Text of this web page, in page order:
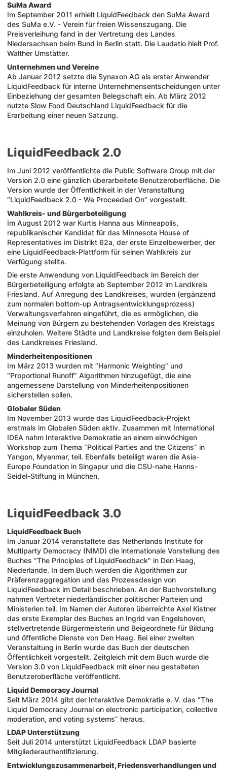
SuMa Award
Im September 2011 erhielt LiquidFeedback den SuMa Award
des SuMa e.V. - Verein für freien Wissenszugang. Die
Preisverleihung fand in der Vertretung des Landes
Niedersachsen beim Bund in Berlin statt. Die Laudatio hielt Prof.
Walther Umstätter.
Unternehmen und Vereine
Ab Januar 2012 setzte die Synaxon AG als erster Anwender
LiquidFeedback für interne Unternehmensentscheidungen unter
Einbeziehung der gesamten Belegschaft ein. Ab März 2012
nutzte Slow Food Deutschland LiquidFeedback für die
Erarbeitung einer neuen Satzung.
LiquidFeedback 2.0
Im Juni 2012 veröffentlichte die Public Software Group mit der
Version 2.0 eine gänzlich überarbeitete Benutzeroberfläche. Die
Version wurde der Öffentlichkeit in der Veranstaltung
“LiquidFeedback 2.0 - We Proceeded On” vorgestellt.
Wahlkreis- und Bürgerbeteiligung
Im August 2012 war Kurtis Hanna aus Minneapolis,
republikanischer Kandidat für das Minnesota House of
Representatives im Distrikt 62a, der erste Einzelbewerber, der
eine LiquidFeedback-Plattform für seinen Wahlkreis zur
Verfügung stellte.
Die erste Anwendung von LiquidFeedback im Bereich der
Bürgerbeteiligung erfolgte ab September 2012 im Landkreis
Friesland. Auf Anregung des Landkreises, wurden (ergänzend
zum normalen bottom-up Antragsentwicklungsprozess)
Verwaltungsverfahren eingeführt, die es ermöglichen, die
Meinung von Bürgern zu bestehenden Vorlagen des Kreistags
einzuholen. Weitere Städte und Landkreise folgten dem Beispiel
des Landkreises Friesland.
Minderheitenpositionen
Im März 2013 wurden mit “Harmonic Weighting” und
“Proportional Runoff” Algorithmen hinzugefügt, die eine
angemessene Darstellung von Minderheitenpositionen
sicherstellen sollen.
Globaler Süden
Im November 2013 wurde das LiquidFeedback-Projekt
erstmals im Globalen Süden aktiv. Zusammen mit International
IDEA nahm Interaktive Demokratie an einem einwöchigen
Workshop zum Thema “Political Parties and the Citizens” in
Yangon, Myanmar, teil. Ebenfalls beteiligt waren die Asia-
Europe Foundation in Singapur und die CSU-nahe Hanns-
Seidel-Stiftung in München.
LiquidFeedback 3.0
LiquidFeedback Buch
Im Januar 2014 veranstaltete das Netherlands Institute for
Multiparty Democracy (NIMD) die internationale Vorstellung des
Buches "The Principles of LiquidFeedback" in Den Haag,
Niederlande. In dem Buch werden die Algorithmen zur
Präferenzaggregation und das Prozessdesign von
LiquidFeedback im Detail beschrieben. An der Buchvorstellung
nahmen Vertreter niederländischer politischer Parteien und
Ministerien teil. Im Namen der Autoren überreichte Axel Kistner
das erste Exemplar des Buches an Ingrid van Engelshoven,
stellvertretende Bürgermeisterin und Beigeordnete für Bildung
und öffentliche Dienste von Den Haag. Bei einer zweiten
Veranstaltung in Berlin wurde das Buch der deutschen
Öffentlichkeit vorgestellt. Zeitgleich mit dem Buch wurde die
Version 3.0 von LiquidFeedback mit einer neu gestalteten
Benutzeroberfläche veröffentlicht.
Liquid Democracy Journal
Seit März 2014 gibt der Interaktive Demokratie e. V. das “The
Liquid Democracy Journal on electronic participation, collective
moderation, and voting systems” heraus.
LDAP Unterstützung
Seit Juli 2014 unterstützt LiquidFeedback LDAP basierte
Mitgliederauthentifizierung.
Entwicklungszusammenarbeit, Friedensverhandlungen und